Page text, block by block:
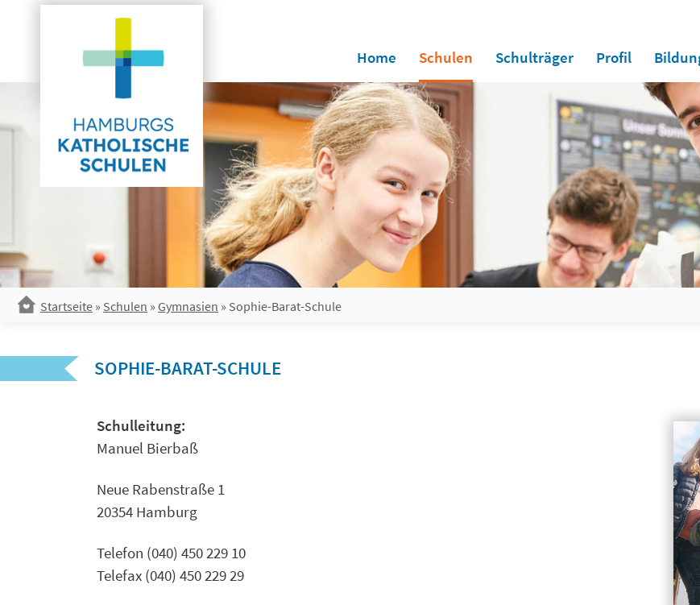
Home
Schulen Schulträger Profil
Startseite » Schulen » Gymnasien » Sophie-Barat-Schule
SOPHIE-BARAT-SCHULE
Schulleitung:
Manuel Bierbaß
Neue Rabenstraße 1
20354 Hamburg
Telefon (040) 450 229 10
Telefax (040) 450 229 29